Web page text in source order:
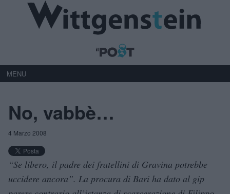
MENU
No, vabbè…
4 Marzo 2008
“Se libero, il padre dei fratellini di Gravina potrebbe
uccidere ancora”. La procura di Bari ha dato al gip